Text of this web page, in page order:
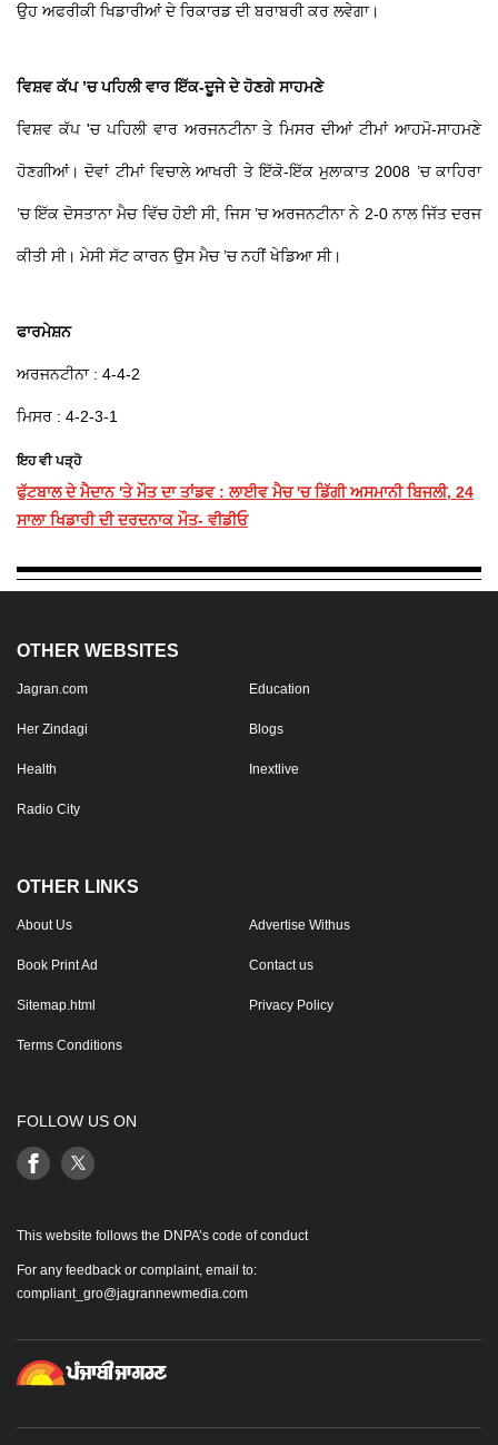
ਉਹ ਅਫਰੀਕੀ ਖਿਡਾਰੀਆਂ ਦੇ ਰਿਕਾਰਡ ਦੀ ਬਰਾਬਰੀ ਕਰ ਲਵੇਗਾ।
ਵਿਸ਼ਵ ਕੱਪ ’ਚ ਪਹਿਲੀ ਵਾਰ ਇੱਕ-ਦੂਜੇ ਦੇ ਹੋਣਗੇ ਸਾਹਮਣੇ
ਵਿਸ਼ਵ ਕੱਪ 'ਚ ਪਹਿਲੀ ਵਾਰ ਅਰਜਨਟੀਨਾ ਤੇ ਮਿਸਰ ਦੀਆਂ ਟੀਮਾਂ ਆਹਮੋ-ਸਾਹਮਣੇ
ਹੋਣਗੀਆਂ। ਦੋਵਾਂ ਟੀਮਾਂ ਵਿਚਾਲੇ ਆਖਰੀ ਤੇ ਇੱਕੋ-ਇੱਕ ਮੁਲਾਕਾਤ 2008 ’ਚ ਕਾਹਿਰਾ
’ਚ ਇੱਕ ਦੋਸਤਾਨਾ ਮੈਚ ਵਿੱਚ ਹੋਈ ਸੀ, ਜਿਸ ’ਚ ਅਰਜਨਟੀਨਾ ਨੇ 2-0 ਨਾਲ ਜਿੱਤ ਦਰਜ
ਕੀਤੀ ਸੀ। ਮੇਸੀ ਸੱਟ ਕਾਰਨ ਉਸ ਮੈਚ ’ਚ ਨਹੀਂ ਖੇਡਿਆ ਸੀ।
ਫਾਰਮੇਸ਼ਨ
ਅਰਜਨਟੀਨਾ : 4-4-2
ਮਿਸਰ : 4-2-3-1
ਇਹ ਵੀ ਪੜ੍ਹੋ
ਫੁੱਟਬਾਲ ਦੇ ਮੈਦਾਨ 'ਤੇ ਮੌਤ ਦਾ ਤਾਂਡਵ : ਲਾਈਵ ਮੈਚ 'ਚ ਡਿੱਗੀ ਅਸਮਾਨੀ ਬਿਜਲੀ, 24
ਸਾਲਾ ਖਿਡਾਰੀ ਦੀ ਦਰਦਨਾਕ ਮੌਤ- ਵੀਡੀਓ
OTHER WEBSITES
Jagran.com Education
Her Zindagi Blogs
Health Inextlive
Radio City
OTHER LINKS
About Us Advertise Withus
Book Print Ad Contact us
Sitemap.html Privacy Policy
Terms Conditions
FOLLOW US ON
This website follows the DNPA’s code of conduct
For any feedback or complaint, email to:
compliant_gro@jagrannewmedia.com